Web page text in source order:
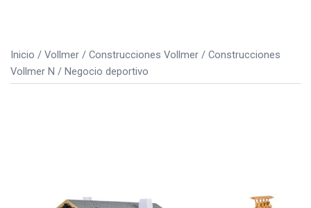
Inicio / Vollmer / Construcciones Vollmer / Construcciones
Vollmer N / Negocio deportivo